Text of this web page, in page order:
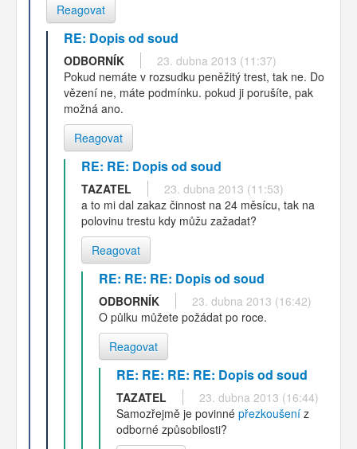
Reagovat
RE: Dopis od soud
ODBORNÍK
23. dubna 2013 (11:37)
Pokud nemáte v rozsudku peněžitý trest, tak ne. Do
vězení ne, máte podmínku. pokud ji porušíte, pak
možná ano.
Reagovat
RE: RE: Dopis od soud
TAZATEL
23. dubna 2013 (11:53)
a to mi dal zakaz činnost na 24 měsícu, tak na
polovinu trestu kdy můžu zažadat?
Reagovat
RE: RE: RE: Dopis od soud
ODBORNÍK
23. dubna 2013 (16:42)
O půlku můžete požádat po roce.
Reagovat
RE: RE: RE: RE: Dopis od soud
TAZATEL
23. dubna 2013 (16:44)
Samozřejmě je povinné přezkoušení z
odborné způsobilosti?